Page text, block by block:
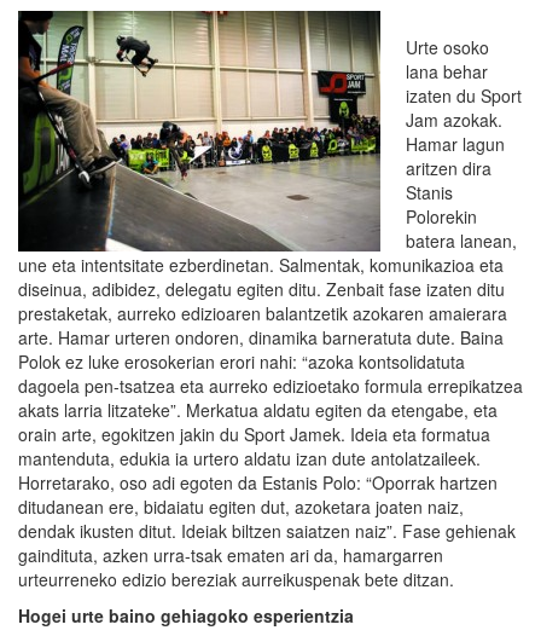
Urte osoko
lana behar
izaten du Sport
Jam azokak.
Hamar lagun
aritzen dira
Stanis
Polorekin
batera lanean,
une eta intentsitate ezberdinetan. Salmentak, komunikazioa eta
diseinua, adibidez, delegatu egiten ditu. Zenbait fase izaten ditu
prestaketak, aurreko edizioaren balantzetik azokaren amaierara
arte. Hamar urteren ondoren, dinamika barneratuta dute. Baina
Polok ez luke erosokerian erori nahi: “azoka kontsolidatuta
dagoela pen-tsatzea eta aurreko edizioetako formula errepikatzea
akats larria litzateke”. Merkatua aldatu egiten da etengabe, eta
orain arte, egokitzen jakin du Sport Jamek. Ideia eta formatua
mantenduta, edukia ia urtero aldatu izan dute antolatzaileek.
Horretarako, oso adi egoten da Estanis Polo: “Oporrak hartzen
ditudanean ere, bidaiatu egiten dut, azoketara joaten naiz,
dendak ikusten ditut. Ideiak biltzen saiatzen naiz”. Fase gehienak
gaindituta, azken urra-tsak ematen ari da, hamargarren
urteurreneko edizio bereziak aurreikuspenak bete ditzan.
Hogei urte baino gehiagoko esperientzia